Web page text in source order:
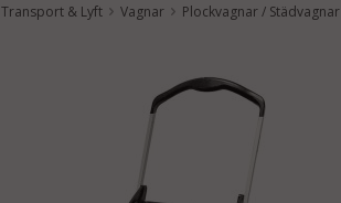
Transport & Lyft Vagnar Plockvagnar / Städvagnar